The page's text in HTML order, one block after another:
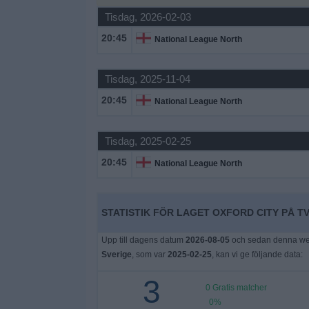
Tisdag, 2026-02-03
20:45 National League North
Tisdag, 2025-11-04
20:45 National League North
Tisdag, 2025-02-25
20:45 National League North
STATISTIK FÖR LAGET OXFORD CITY PÅ
Upp till dagens datum 2026-08-05 och sedan denna
Sverige, som var 2025-02-25, kan vi ge följande data:
3
0 Gratis matcher
0%